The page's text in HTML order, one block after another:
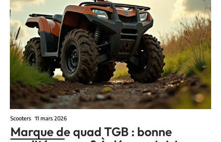
Scooters 11 mars 2026
Marque de quad TGB : bonne